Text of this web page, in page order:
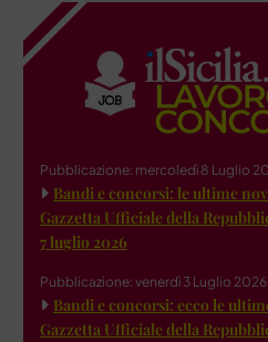
Pubblicazione: mercoledì 8 Luglio
Bandi e concorsi: le ultime
Gazzetta Ufficiale della
7 luglio 2026
Pubblicazione: venerdì 3 Luglio 2026
Bandi e concorsi: ecco le
Gazzetta Ufficiale della